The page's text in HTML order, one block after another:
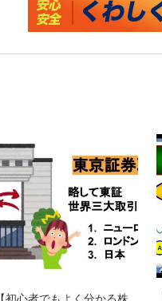
【初心者でもよく分かる株